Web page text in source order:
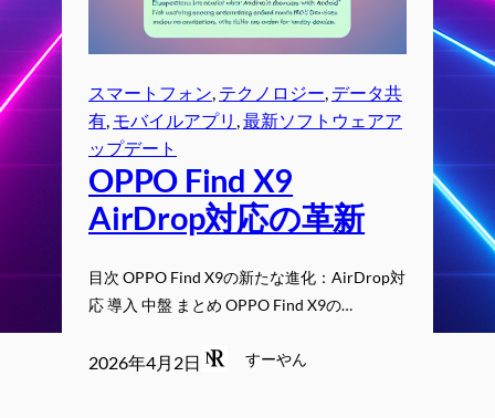
スマートフォン, テクノロジー, データ共
有, モバイルアプリ , 最新ソフトウェアア
ップデート
OPPO Find X9
AirDrop対応の革新
目次 OPPO Find X9の新たな進化：AirDrop対
応 導入 中盤 まとめ OPPO Find X9の…
2026年4月2日 すーやん